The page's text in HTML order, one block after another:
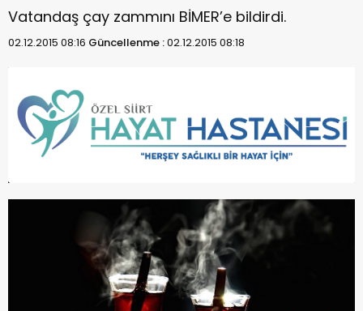
Vatandaş çay zammını BİMER’e bildirdi.
02.12.2015 08:16 Güncellenme :02.12.2015 08:18